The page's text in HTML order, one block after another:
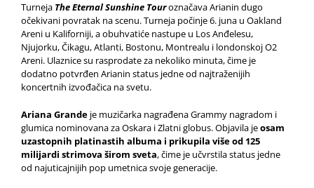
Turneja The Eternal Sunshine Touroznačava Arianin dugo
očekivani povratak na scenu. Turneja počinje 6. juna u Oakland
Areni u Kaliforniji, a obuhvatiće nastupe u Los Anđelesu,
Njujorku, Čikagu, Atlanti, Bostonu, Montrealu i londonskoj O2
Areni. Ulaznice su rasprodate za nekoliko minuta, čime je
dodatno potvrđen Arianin status jedne od najtraženijih
koncertnih izvođačica na svetu.
Ariana Grande je muzičarka nagrađena Grammy nagradom i
glumica nominovana za Oskara i Zlatni globus. Objavila jeosam
uzastopnih platinastih albuma i prikupila više od 125
milijardi strimova širom sveta, čime je učvrstila status jedne
od najuticajnijih pop umetnica svoje generacije.